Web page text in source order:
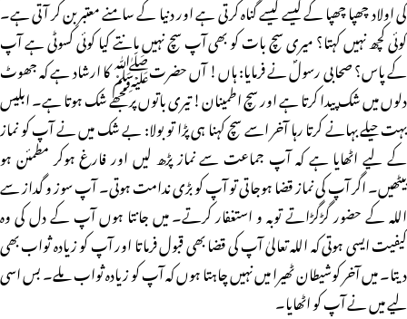
کی اولاد چھپا چھپا کے کیسے کیسے گناہ کرتی ہے اور دنیا کے سامنے معتبربن کر آتی ہے۔
کوئی کچھ نہیں کہتا؟ میری سچ بات کو بھی آپ سچ نہیں مانتے کیا کوئی کسوٹی ہے آپ
کے پاس؟ صحابی رسولؐ نے فرمایا: ہاں! آں حضرتﷺ کا ارشاد ہے کہ جھوٹ
دلوں میں شک پیدا کرتا ہے اور سچ اطمینان! تیری باتوں پر مجھے شک ہوتا ہے۔ ابلیس
بہت حیلے بہانے کرتا رہا آخر اسے سچ کہنا ہی پڑا تو بولا: بے شک میں نے آپ کو نماز
کے لیے اٹھایا ہے کہ آپ جماعت سے نماز پڑھ لیں اور فارغ ہوکر مطمئن ہو
بیٹھیں۔ اگر آپ کی نماز قضا ہوجاتی تو آپ کو بڑی ندامت ہوتی۔ آپ سوز و گداز سے
اللہ کے حضور گڑگڑاتے توبہ و استغفار کرتے۔ میں جانتا ہوں آپ کے دل کی وہ
کیفیت ایسی ہوتی کہ اللہ تعالیٰ آپ کی قضا بھی قبول فرماتا اور آپ کو زیادہ ثواب بھی
دیتا۔ میں آخر کوشیطان ٹھیرا میں نہیں چاہتا ہوں کہ آپ کو زیادہ ثواب ملے۔ بس اسی
لیے میں نے آپ کو اٹھایا۔